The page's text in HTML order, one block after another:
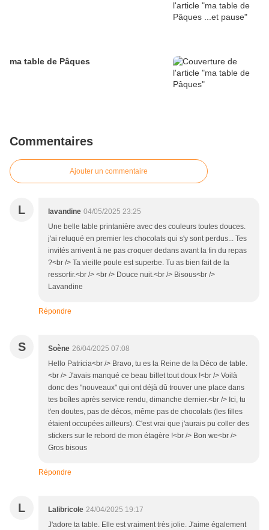
ma table de Pâques
Commentaires
Ajouter un commentaire
L lavandine 04/05/2025 23:25
Une belle table printanière avec des couleurs toutes douces.
j'ai reluqué en premier les chocolats qui s'y sont perdus... Tes
invités arrivent à ne pas croquer dedans avant la fin du repas
?<br /> Ta vieille poule est superbe. Tu as bien fait de la
ressortir.<br /> <br /> Douce nuit.<br /> Bisous<br />
Lavandine
Répondre
S Soène 26/04/2025 07:08
Hello Patricia<br /> Bravo, tu es la Reine de la Déco de table.
<br /> J'avais manqué ce beau billet tout doux !<br /> Voilà
donc des "nouveaux" qui ont déjà dû trouver une place dans
tes boîtes après service rendu, dimanche dernier.<br /> Ici, tu
t'en doutes, pas de décos, même pas de chocolats (les filles
étaient occupées ailleurs). C'est vrai que j'aurais pu coller des
stickers sur le rebord de mon étagère !<br /> Bon we<br />
Gros bisous
Répondre
L Lalibricole 24/04/2025 19:17
J'adore ta table. Elle est vraiment très jolie. J'aime également